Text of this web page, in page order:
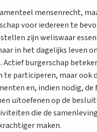
mensenrecht,
voor iedereen te
zijn weliswaar
in het dagelijks leven
burgerschap
participeren, maar ook
en, indien nodig, de
uitoefenen op de
die de
maken.